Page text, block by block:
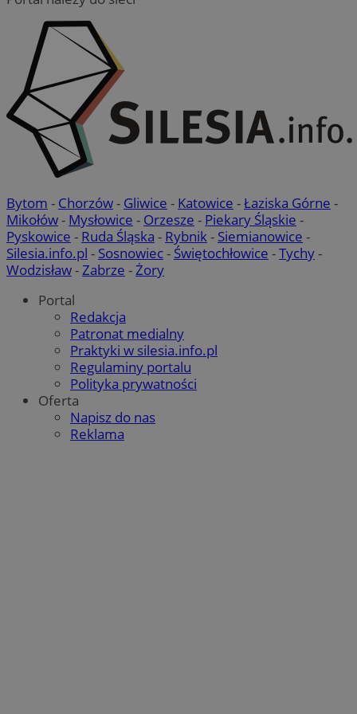
Bytom - Chorzów- Gliwice - Katowice -Łaziska Górne -
Mikołów- Mysłowice - Orzesze - Piekary Śląskie -
Pyskowice - Ruda Śląska - Rybnik- Siemianowice -
Silesia.info.pl - Sosnowiec- Świętochłowice -Tychy-
Wodzisław-Zabrze -Żory
Portal
Redakcja
Patronat medialny
Praktyki w silesia.info.pl
Regulaminy portalu
Polityka prywatności
Oferta
Napisz do nas
Reklama